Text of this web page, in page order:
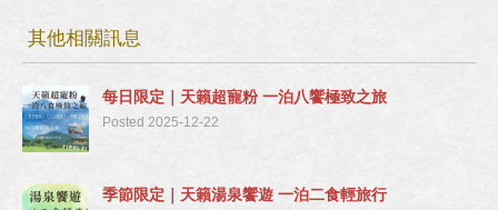
其他相關訊息
每日限定｜天籟超寵粉 一泊八饗極致之旅
Posted 2025-12-22
季節限定｜天籟湯泉饗遊 一泊二食輕旅行